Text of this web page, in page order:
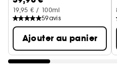
19,95 € / 100ml
59avis
Ajouter au panier